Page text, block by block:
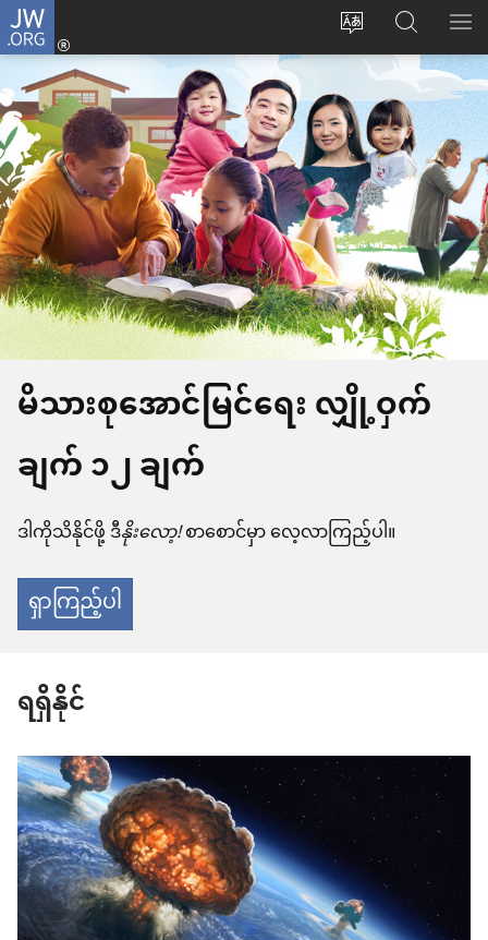
JW.ORG
ဝ
ဘ်
ဆိုက်
ဘာသာစကား
ကို
ပြောင်း
ပါ
Log
in
(window
အသစ်
ဖွ
င့်
နေ
ပါ
တယ်)
JW.ORG
ရှာ
ပါ
မိသားစုအောင်မြင်ရေး လျှို့ဝှက်
ချက် ၁၂ ချက်
ဒါကိုသိနိုင်ဖို့ ဒီနိုးလော့!စာစောင်မှာ လေ့လာကြည့်ပါ။
ရှာကြည့်ပါ
ရရှိနိုင်